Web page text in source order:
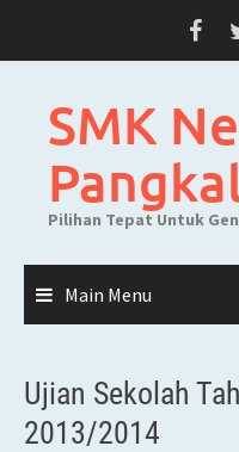
SMK
Pilihan Tepat Untuk
Main Menu
Ujian Sekolah
2013/2014